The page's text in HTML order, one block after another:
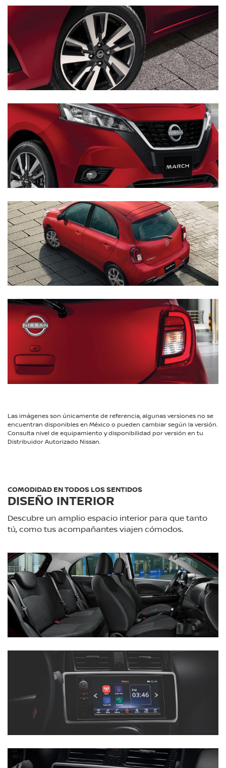
Las imágenes son únicamente de referencia, algunas versiones no se
encuentran disponibles en México o pueden cambiar según la versión.
Consulta nivel de equipamiento y disponibilidad por versión en tu
Distribuidor Autorizado Nissan.
COMODIDAD EN TODOS LOS SENTIDOS
DISEÑO INTERIOR
Descubre un amplio espacio interior para que tanto
tú, como tus acompañantes viajen cómodos.